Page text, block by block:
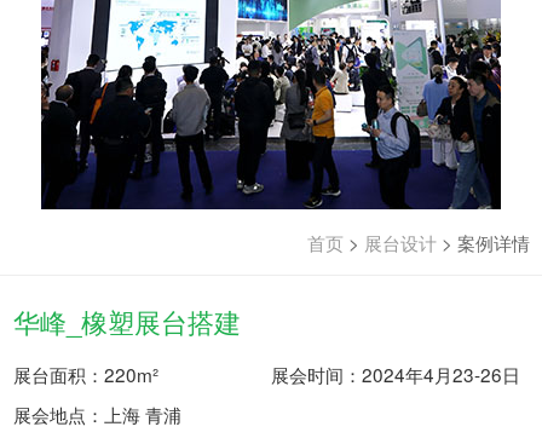
首页 > 展台设计> 案例详情
华峰_橡塑展台搭建
展台面积：220m²
展会时间：2024年4月23-26日
展会地点：上海 青浦